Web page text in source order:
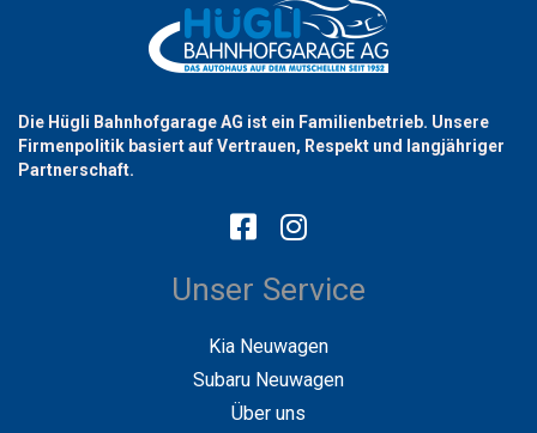
Die Hügli Bahnhofgarage AG ist ein Familienbetrieb. Unsere
Firmenpolitik basiert auf Vertrauen, Respekt und langjähriger
Partnerschaft.
Unser Service
Kia Neuwagen
Subaru Neuwagen
Über uns